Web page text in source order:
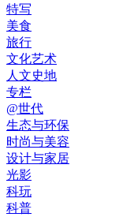
特写
美食
旅行
文化艺术
人文史地
专栏
@世代
生态与环保
时尚与美容
设计与家居
光影
科玩
科普